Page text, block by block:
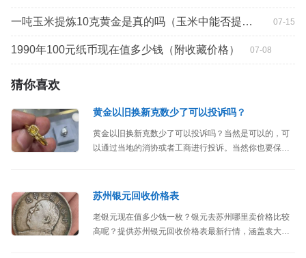
一吨玉米提炼10克黄金是真的吗（玉米中能否提炼黄金） 07-15
1990年100元纸币现在值多少钱（附收藏价格） 07-08
猜你喜欢
黄金以旧换新克数少了可以投诉吗？
黄金以旧换新克数少了可以投诉吗？当然是可以的，可
以通过当地的消协或者工商进行投诉。当然你也要保留
苏州银元回收价格表
老银元现在值多少钱一枚？银元去苏州哪里卖价格比较
高呢？提供苏州银元回收价格表最新行情，涵盖袁大